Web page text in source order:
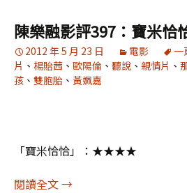
陳樂融影評397：寶米恰
2012 年 5 月 23 日 電影 一
片 、 楊貽茜 、 歐陽倫 、 聽說 、 親情片 、
孩 、 雙胞胎 、 黃姵嘉
「寶米恰恰」：★★★★
閱讀全文陳樂融影評397：寶米恰恰
→